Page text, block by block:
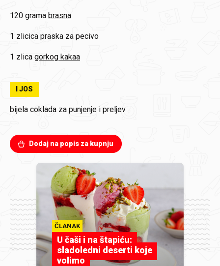
120 grama brasna
1 zlicica praska za pecivo
1 zlica gorkog kakaa
I JOS
bijela coklada za punjenje i preljev
Dodaj na popis za kupnju
ČLANAK
U čaši i na štapiću:
sladoledni deserti koje
volimo